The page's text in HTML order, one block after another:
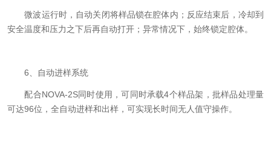
微波运行时，自动关闭将样品锁在腔体内；反应结束后，冷却到
安全温度和压力之下后再自动打开；异常情况下，始终锁定腔体。
6、自动进样系统
配合NOVA-2S同时使用，可同时承载4个样品架，批样品处理量
可达96位，全自动进样和出样，可实现长时间无人值守操作。